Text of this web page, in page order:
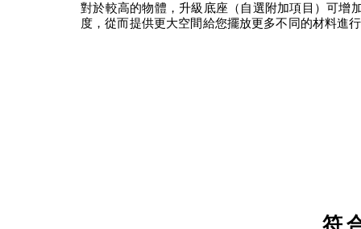
對於較高的物體，升級底座（自選附加項目）可增
度，從而提供更大空間給您擺放更多不同的材料進
符